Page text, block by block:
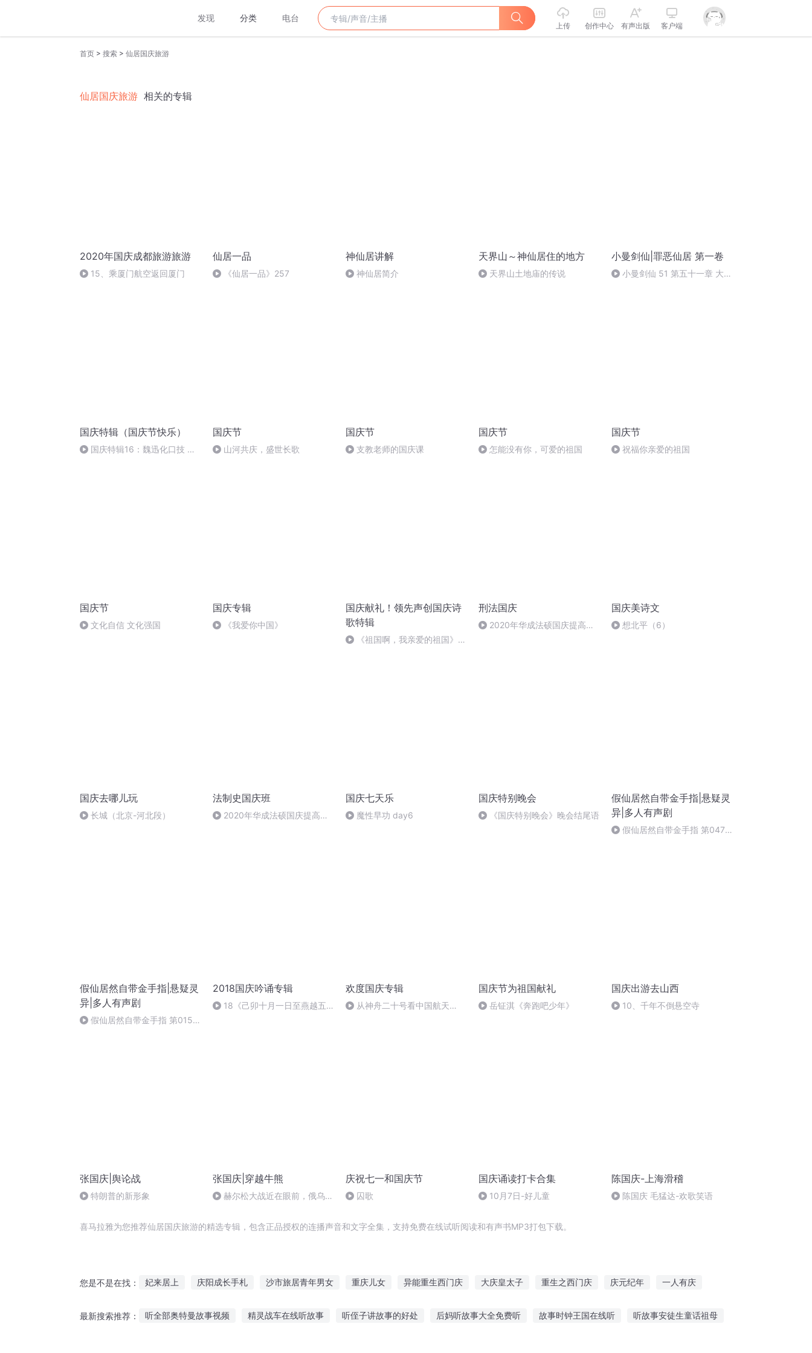
发现 分类 电台
上传 创作中心 有声出版 客户端
首页 > 搜索 > 仙居国庆旅游
仙居国庆旅游 相关的专辑
2020年国庆成都旅游旅游
15、乘厦门航空返回厦门
仙居一品
《仙居一品》257
神仙居讲解
神仙居简介
天界山～神仙居住的地方
天界山土地庙的传说
小曼剑仙|罪恶仙居 第一卷
小曼剑仙 51 第五十一章 大唐
国庆特辑（国庆节快乐）
国庆特辑16：魏迅化口技 二
国庆节
山河共庆，盛世长歌
国庆节
支教老师的国庆课
国庆节
怎能没有你，可爱的祖国
国庆节
祝福你亲爱的祖国
国庆节
文化自信 文化强国
国庆专辑
《我爱你中国》
国庆献礼！领先声创国庆诗
歌特辑
《祖国啊，我亲爱的祖国》温
刑法国庆
2020年华成法硕国庆提高班
国庆美诗文
想北平（6）
国庆去哪儿玩
长城（北京-河北段）
法制史国庆班
2020年华成法硕国庆提高班
国庆七天乐
魔性早功 day6
国庆特别晚会
《国庆特别晚会》晚会结尾语
假仙居然自带金手指|悬疑灵
异|多人有声剧
假仙居然自带金手指 第0470
假仙居然自带金手指|悬疑灵
异|多人有声剧
假仙居然自带金手指 第0155
2018国庆吟诵专辑
18《己卯十月一日至燕越五
欢度国庆专辑
从神舟二十号看中国航天
国庆节为祖国献礼
岳钲淇《奔跑吧少年》
国庆出游去山西
10、千年不倒悬空寺
张国庆|舆论战
特朗普的新形象
张国庆|穿越牛熊
赫尔松大战近在眼前，俄乌冲
庆祝七一和国庆节
囚歌
国庆诵读打卡合集
10月7日-好儿童
陈国庆-上海滑稽
陈国庆 毛猛达-欢歌笑语
喜马拉雅为您推荐仙居国庆旅游的精选专辑，包含正品授权的连播声音和文字全集，支持免费在线试听阅读和有声书MP3打包下载。
您是不是在找： 妃来居上 庆阳成长手札 沙市旅居青年男女 重庆儿女 异能重生西门庆 大庆皇太子 重生之西门庆 庆元纪年 一人有庆
最新搜索推荐： 听全部奥特曼故事视频 精灵战车在线听故事 听侄子讲故事的好处 后妈听故事大全免费听 故事时钟王国在线听 听故事安徒生童话祖母